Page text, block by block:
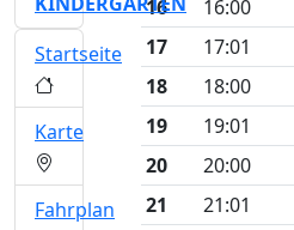
16
16:00
17
17:01
18
18:00
19
19:01
20
20:00
21
21:01
Startseite
Karte
Fahrplan